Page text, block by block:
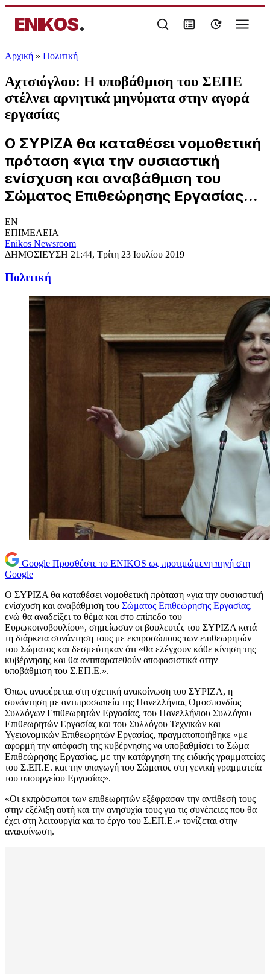
ENIKOS.
Αρχική » Πολιτική
Αχτσιόγλου: Η υποβάθμιση του ΣΕΠΕ
στέλνει αρνητικά μηνύματα στην αγορά
εργασίας
Ο ΣΥΡΙΖΑ θα καταθέσει νομοθετική
πρόταση «για την ουσιαστική
ενίσχυση και αναβάθμιση του
Σώματος Επιθεώρησης Εργασίας...
EN
ΕΠΙΜΕΛΕΙΑ
Enikos Newsroom
ΔΗΜΟΣΙΕΥΣΗ 21:44, Τρίτη 23 Ιουλίου 2019
Πολιτική
Google Προσθέστε το ENIKOS ως προτιμώμενη πηγή στη
Google
Ο ΣΥΡΙΖΑ θα καταθέσει νομοθετική πρόταση «για την ουσιαστική
ενίσχυση και αναβάθμιση του Σώματος Επιθεώρησης Εργασίας,
ενώ θα αναδείξει το θέμα και στο επίπεδο του
Ευρωκοινοβουλίου», σημείωσαν οι βουλευτές του ΣΥΡΙΖΑ κατά
τη διάρκεια συνάντηση τους με εκπροσώπους των επιθεωρητών
του Σώματος και δεσμεύτηκαν ότι «θα ελέγχουν κάθε κίνηση της
κυβέρνησης και θα αντιπαρατεθούν αποφασιστικά στην
υποβάθμιση του Σ.ΕΠ.Ε.».
Όπως αναφέρεται στη σχετική ανακοίνωση του ΣΥΡΙΖΑ, η
συνάντηση με αντιπροσωπεία της Πανελλήνιας Ομοσπονδίας
Συλλόγων Επιθεωρητών Εργασίας, του Πανελλήνιου Συλλόγου
Επιθεωρητών Εργασίας και του Συλλόγου Τεχνικών και
Υγειονομικών Επιθεωρητών Εργασίας, πραγματοποιήθηκε «με
αφορμή την απόφαση της κυβέρνησης να υποβαθμίσει το Σώμα
Επιθεώρησης Εργασίας, με την κατάργηση της ειδικής γραμματείας
του Σ.ΕΠ.Ε. και την υπαγωγή του Σώματος στη γενική γραμματεία
του υπουργείου Εργασίας».
«Οι εκπρόσωποι των επιθεωρητών εξέφρασαν την αντίθεσή τους
στην εξέλιξη αυτή και την ανησυχία τους για τις συνέπειες που θα
έχει στη λειτουργία και το έργο του Σ.ΕΠ.Ε.» τονίζεται στην
ανακοίνωση.